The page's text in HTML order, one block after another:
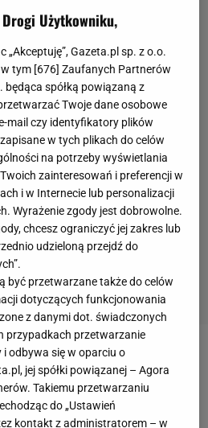
taniej! O tyle przeceniono koszulę z
Jest doskonała na każdą
Użytkowniku,
„Akceptuję”, Gazeta.pl sp. z o.o.
tym [676] Zaufanych Partnerów
będąca spółką powiązaną z
Twoje dane osobowe
mail czy identyfikatory plików
w tych plikach do celów
na potrzeby wyświetlania
zainteresowań i preferencji w
i w Internecie lub personalizacji
Wyrażenie zgody jest dobrowolne.
chcesz ograniczyć jej zakres lub
udzieloną przejdź do
być przetwarzane także do celów
dotyczących funkcjonowania
z danymi dot. świadczonych
przypadkach przetwarzanie
odbywa się w oparciu o
jej spółki powiązanej – Agora
Takiemu przetwarzaniu
do „Ustawień
kontakt z administratorem – w